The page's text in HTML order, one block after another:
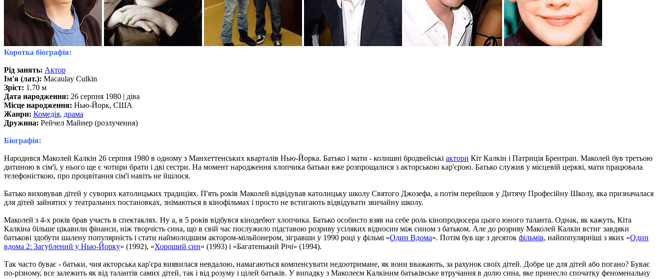
Коротка біографія:
Рід занять: Актор
Ім'я (лат.): Macaulay Culkin
Зріст: 1.70 м
Дата народження: 26 серпня 1980 | діва
Місце народження: Нью-Йорк, США
Жанри: Комедія, драма
Дружина: Рейчел Майнер (розлучення)
Біографія:
Народився Маколей Калкін 26 серпня 1980 в одному з Манхеттенських кварталів Нью-Йорка. Батько і мати - колишні бродвейські актори Кіт Калкін і Патриція Брентрап. Маколей був третьою
дитиною в сім'ї, у нього ще є чотири брати і дві сестри. На момент народження хлопчика батьки вже розпрощалися з акторською кар'єрою. Батько служив у місцевій церкві, мати працювала
телефоністкою, про процвітання сім'ї навіть не йшлося.
Батько виховував дітей у суворих католицьких традиціях. П'ять років Маколей відвідував католицьку школу Святого Джозефа, а потім перейшов у Дитячу Професійну Школу, яка призначалася
для дітей зайнятих у театральних постановках, знімаються в кінофільмах і просто не встигають відвідувати звичайну школу.
Маколей з 4-х років брав участь в спектаклях. Ну а, в 5 років відбувся кінодебют хлопчика. Батько особисто взяв на себе роль кінопродюсера цього юного таланта. Однак, як кажуть, Кіта
Калкіна більше цікавили фінанси, ніж творчість сина, що в свій час послужило підставою розриву усіляких відносин між сином з батьком. Але до розриву Маколей Калкін встиг завдяки
батькові здобути шалену популярність і стати наймолодшим актором-мільйонером, зігравши у 1990 році у фільмі «Один Вдома». Потім був ще з десяток фільмів, найпопулярніші з яких «Один
вдома 2: Загублений у Нью-Йорку» (1992), «Хороший син» (1993) і «Багатенький Річі» (1994).
Так часто буває - батьки, чия акторська кар'єра виявилася невдалою, намагаються компенсувати недоотримане, як вони вважають, за рахунок своїх дітей. Добре це для дітей або погано? Буває
по-різному, все залежить як від талантів самих дітей, так і від розуму і цілей батьків. У випадку з Маколеєм Калкіним батьківське втручання в долю сина, яке принесло спочатку феноменальну